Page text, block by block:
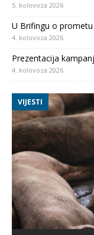
5. kolovoza 2026.
U Brifingu o
4. kolovoza 2026.
Prezentacija
4. kolovoza 2026.
VIJESTI